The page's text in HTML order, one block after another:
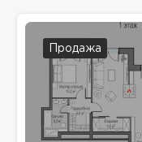
Продажа